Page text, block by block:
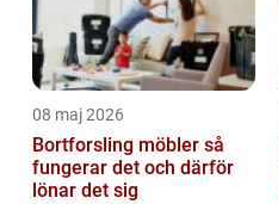
08 maj 2026
Bortforsling möbler så
fungerar det och därför
lönar det sig